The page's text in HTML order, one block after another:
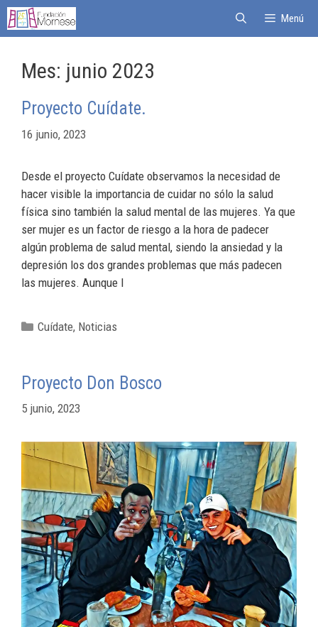
Menú
Mes: junio 2023
Proyecto Cuídate.
16 junio, 2023
Desde el proyecto Cuídate observamos la necesidad de
hacer visible la importancia de cuidar no sólo la salud
física sino también la salud mental de las mujeres. Ya que
ser mujer es un factor de riesgo a la hora de padecer
algún problema de salud mental, siendo la ansiedad y la
depresión los dos grandes problemas que más padecen
las mujeres. Aunque l
Cuídate, Noticias
Proyecto Don Bosco
5 junio, 2023